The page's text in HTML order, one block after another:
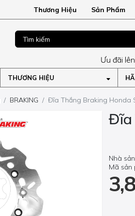
Thương Hiệu Sản Phẩm
Ưu đãi
THƯƠNG HIỆU
BRAKING Đĩa Thắng Braking Honda
Đĩa
Nhà
Mã sản